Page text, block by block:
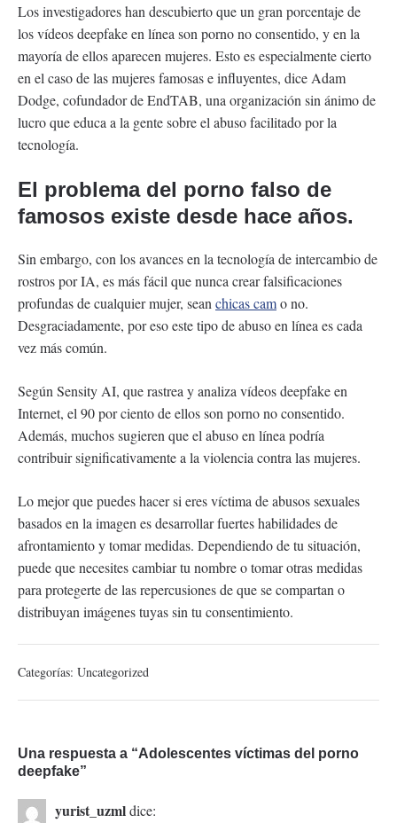
Los investigadores han descubierto que un gran porcentaje de
los vídeos deepfake en línea son porno no consentido, y en la
mayoría de ellos aparecen mujeres. Esto es especialmente cierto
en el caso de las mujeres famosas e influyentes, dice Adam
Dodge, cofundador de EndTAB, una organización sin ánimo de
lucro que educa a la gente sobre el abuso facilitado por la
tecnología.
El problema del porno falso de
famosos existe desde hace años.
Sin embargo, con los avances en la tecnología de intercambio de
rostros por IA, es más fácil que nunca crear falsificaciones
profundas de cualquier mujer, sean chicas camo no.
Desgraciadamente, por eso este tipo de abuso en línea es cada
vez más común.
Según Sensity AI, que rastrea y analiza vídeos deepfake en
Internet, el 90 por ciento de ellos son porno no consentido.
Además, muchos sugieren que el abuso en línea podría
contribuir significativamente a la violencia contra las mujeres.
Lo mejor que puedes hacer si eres víctima de abusos sexuales
basados en la imagen es desarrollar fuertes habilidades de
afrontamiento y tomar medidas. Dependiendo de tu situación,
puede que necesites cambiar tu nombre o tomar otras medidas
para protegerte de las repercusiones de que se compartan o
distribuyan imágenes tuyas sin tu consentimiento.
Categorías: Uncategorized
Una respuesta a “Adolescentes víctimas del porno
deepfake”
yurist_uzmldice: